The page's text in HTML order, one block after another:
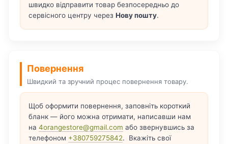
швидко відправити товар безпосередньо до
сервісного центру через Нову пошту.
Повернення
Швидкий та зручний процес повернення товару.
Щоб оформити повернення, заповніть короткий
бланк — його можна отримати, написавши нам
на 4orangestore@gmail.com або звернувшись за
телефоном +380759275842. Вкажіть свої